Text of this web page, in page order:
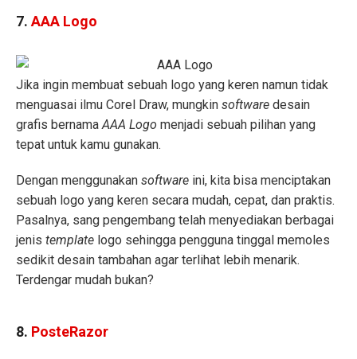
7.AAA Logo
Jika ingin membuat sebuah logo yang keren namun tidak
menguasai ilmu Corel Draw, mungkin software desain
grafis bernamaAAA Logo menjadi sebuah pilihan yang
tepat untuk kamu gunakan.
Dengan menggunakan software ini, kita bisa menciptakan
sebuah logo yang keren secara mudah, cepat, dan praktis.
Pasalnya, sang pengembang telah menyediakan berbagai
jenis template logo sehingga pengguna tinggal memoles
sedikit desain tambahan agar terlihat lebih menarik.
Terdengar mudah bukan?
8. PosteRazor